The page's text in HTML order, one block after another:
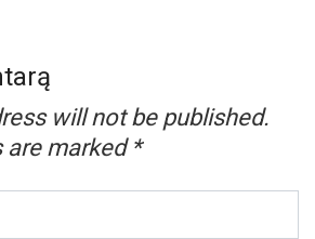
will not be published.
are marked *